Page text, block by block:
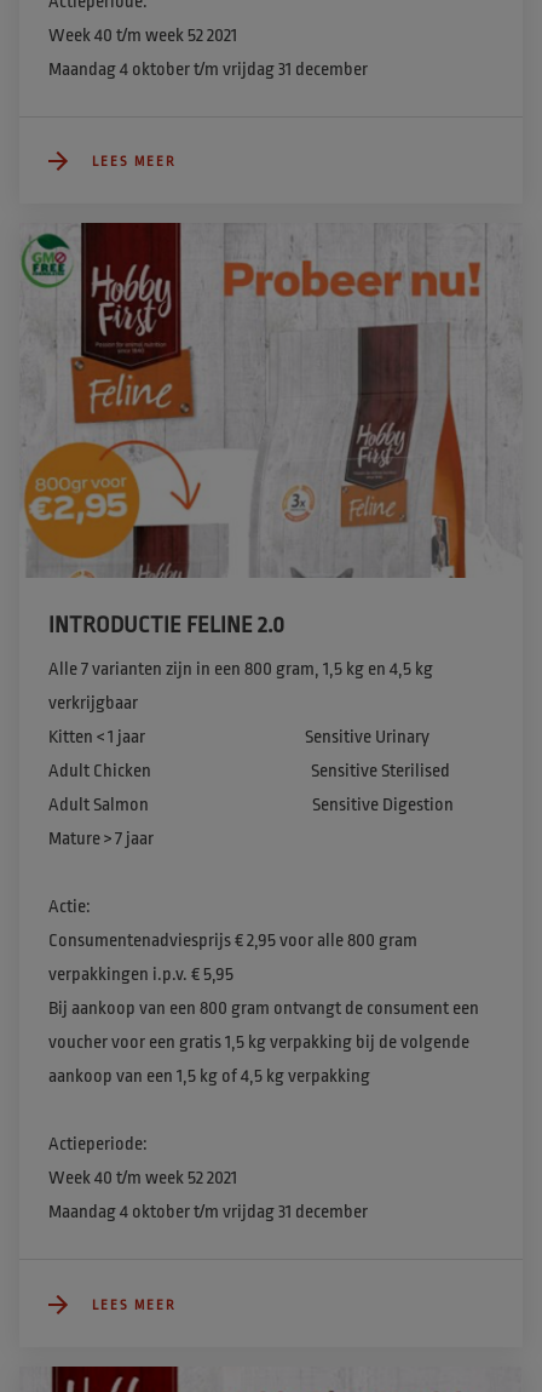
Week 40 t/m week 52 2021
Maandag 4 oktober t/m vrijdag 31 december
LEES MEER
INTRODUCTIE FELINE 2.0
Alle 7 varianten zijn in een 800 gram, 1,5 kg en 4,5 kg
verkrijgbaar​
Kitten < 1 jaar                                            Sensitive Urinary​
Adult Chicken                                            Sensitive Sterilised​
Adult Salmon                                             Sensitive Digestion​
Mature > 7 jaar​
Actie​:
Consumentenadviesprijs € 2,95 voor alle 800 gram
verpakkingen i.p.v. € 5,95​
Bij aankoop van een 800 gram ontvangt de consument een
voucher voor een gratis 1,5 kg verpakking bij de volgende
aankoop van een 1,5 kg of 4,5 kg verpakking
Actieperiode:
Week 40 t/m week 52 2021
Maandag 4 oktober t/m vrijdag 31 december
LEES MEER